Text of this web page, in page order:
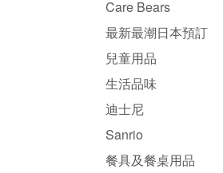
Care Bears
最新最潮日本預訂
兒童用品
生活品味
迪士尼
Sanrio
餐具及餐桌用品